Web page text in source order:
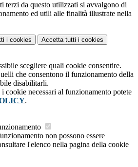
terzi da questo utilizzati si avvalgono di
ed utili alle finalità illustrate nella
i cookies Accetta tutti i cookies
scegliere quali cookie consentire.
che consentono il funzionamento della
disabilitarli.
cookie necessari al funzionamento potete
.
non possono essere
l'elenco nella pagina della cookie